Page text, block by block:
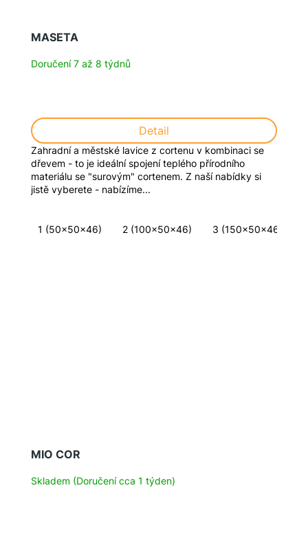
MASETA
Doručení 7 až 8 týdnů
Detail
Zahradní a městské lavice z cortenu v kombinaci se
dřevem - to je ideální spojení teplého přírodního
materiálu se "surovým" cortenem. Z naší nabídky si
jistě vyberete - nabízíme...
1 (50x50x46) 2 (100x50x46) 3 (150x50x46)
MIO COR
Skladem (Doručení cca 1 týden)